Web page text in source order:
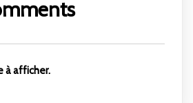
à afficher.